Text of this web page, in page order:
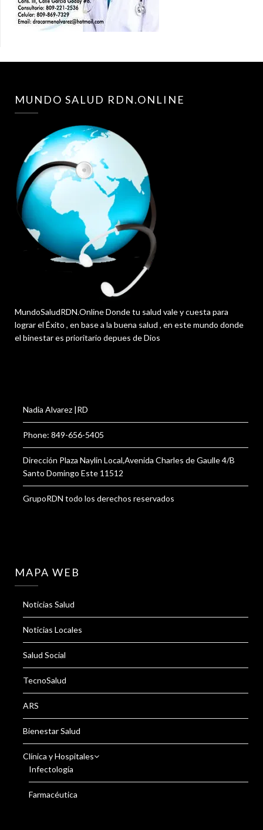
MUNDO SALUD RDN.ONLINE
MundoSaludRDN.Online Donde tu salud vale y cuesta para
lograr el Éxito , en base a la buena salud , en este mundo donde
el binestar es prioritario depues de Dios
Nadia Alvarez |RD
Phone: 849-656-5405
Dirección Plaza Naylin Local,Avenida Charles de Gaulle 4/B
Santo Domingo Este 11512
GrupoRDN todo los derechos reservados
MAPA WEB
Noticias Salud
Noticias Locales
Salud Social
TecnoSalud
ARS
Bienestar Salud
Clínica y Hospitales
Infectología
Farmacéutica